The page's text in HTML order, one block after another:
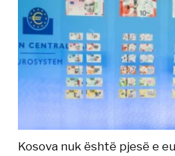
Kosova nuk është pjesë e